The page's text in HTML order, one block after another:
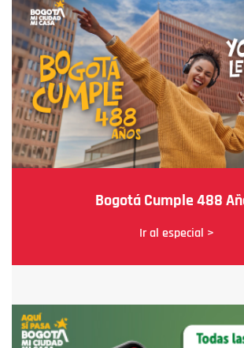
Bogotá Cumple 488
Ir al especial >